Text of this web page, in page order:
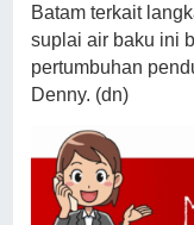
Batam terkait
suplai air baku ini
pertumbuhan
Denny. (dn)